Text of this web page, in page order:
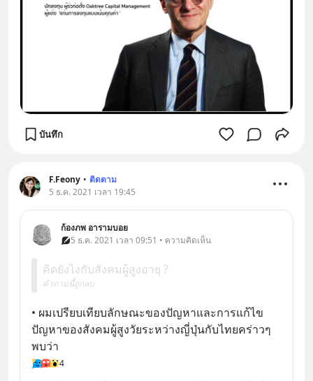
บันทึก
F.Feony • ติดตาม
5 ธ.ค. 2021 เวลา 19:45
ก้องภพ อารามบอย
5 ธ.ค. 2021 เวลา 09:51 • ความคิดเห็น
คิดยังไงกับสังคมผู้สูงอายุ ?
คำถามนี้ถูกลบ
• ผมเปรียบเทียบลักษณะของปัญหาและการแก้ไข
ปัญหาของสังคมผู้สูงวัยระหว่างญี่ปุ่นกับไทยคร่าวๆ
พบว่า
4